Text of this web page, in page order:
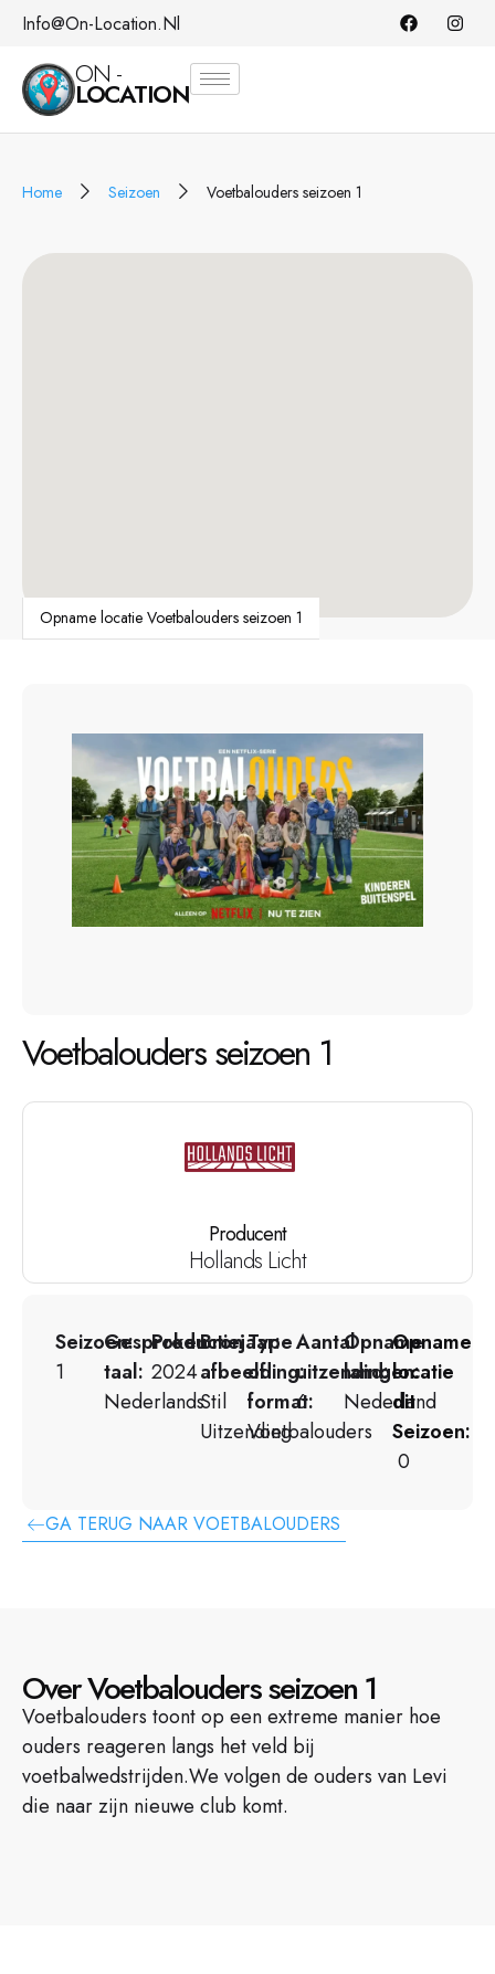
Info@on-Location.nl
ON -
LOCATION
Home Seizoen Voetbalouders seizoen 1
Opname locatie Voetbalouders seizoen 1
Voetbalouders seizoen 1
Producent
Hollands Licht
Seizoen:
1
Gesproken
taal:
Nederlands
Productiejaar:
2024
Bron
afbeelding:
Stil
Uitzending
Type
of
format:
Voetbalouders
Aantal
uitzendingen:
6
Opname
land:
Nederland
Opname
locatie
dit
Seizoen:
0
GA TERUG NAAR VOETBALOUDERS
Over Voetbalouders seizoen 1
Voetbalouders toont op een extreme manier hoe
ouders reageren langs het veld bij
voetbalwedstrijden.We volgen de ouders van Levi
die naar zijn nieuwe club komt.